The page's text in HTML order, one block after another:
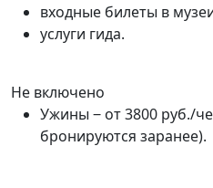
входные билеты в
услуги гида.
Не включено
Ужины ‒ от 3800 руб./
бронируются заранее).